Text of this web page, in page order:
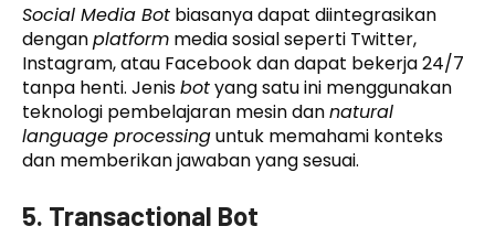
Social Media Bot biasanya dapat diintegrasikan
denganplatform media sosial seperti Twitter,
Instagram, atau Facebook dan dapat bekerja 24/7
tanpa henti. Jenisbotyang satu ini menggunakan
teknologi pembelajaran mesin dannatural
language processinguntuk memahami konteks
dan memberikan jawaban yang sesuai.
5. Transactional Bot